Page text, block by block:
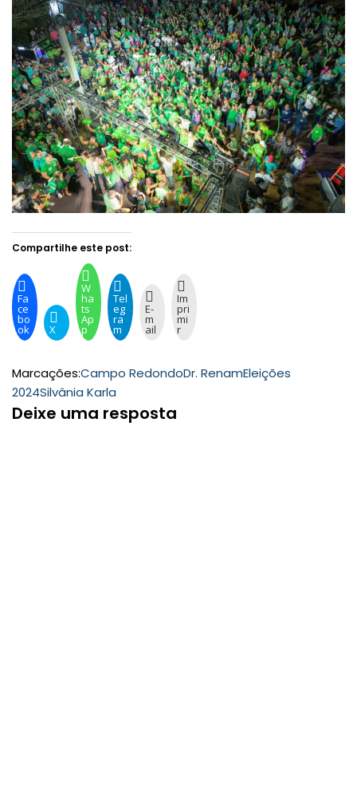
Compartilhe este post:
Fa
ce
bo
ok X
W
ha
ts
Ap
p
Tel
eg
ra
m
E-
m
ail
Im
pri
mi
r
Marcações:Campo RedondoDr. RenamEleições
2024Silvânia Karla
Deixe uma resposta